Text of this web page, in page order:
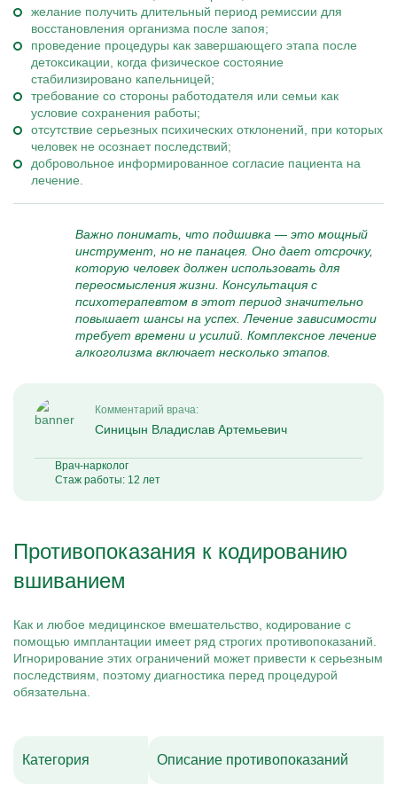
желание получить длительный период ремиссии для
восстановления организма после запоя;
проведение процедуры как завершающего этапа после
детоксикации, когда физическое состояние
стабилизировано капельницей;
требование со стороны работодателя или семьи как
условие сохранения работы;
отсутствие серьезных психических отклонений, при которых
человек не осознает последствий;
добровольное информированное согласие пациента на
лечение.
Важно понимать, что подшивка — это мощный
инструмент, но не панацея. Оно дает отсрочку,
которую человек должен использовать для
переосмысления жизни. Консультация с
психотерапевтом в этот период значительно
повышает шансы на успех. Лечение зависимости
требует времени и усилий. Комплексное лечение
алкоголизма включает несколько этапов.
Комментарий врача:
Синицын Владислав Артемьевич
Врач-нарколог
Стаж работы: 12 лет
Противопоказания к кодированию
вшиванием
Как и любое медицинское вмешательство, кодирование с
помощью имплантации имеет ряд строгих противопоказаний.
Игнорирование этих ограничений может привести к серьезным
последствиям, поэтому диагностика перед процедурой
обязательна.
Категория Описание противопоказаний